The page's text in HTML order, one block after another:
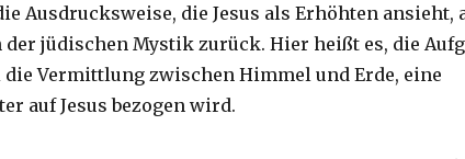
Ausdrucksweise, die Jesus als Erhöhten ansieht,
jüdischen Mystik zurück. Hier heißt es, die
die Vermittlung zwischen Himmel und Erde, eine
auf Jesus bezogen wird.